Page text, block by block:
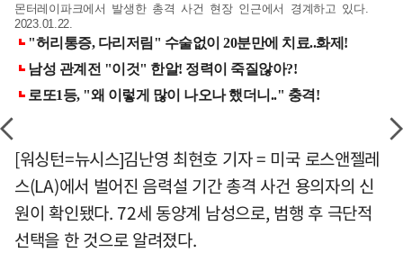
몬터레이파크에서 발생한 총격 사건 현장 인근에서 경계하고 있다.
2023.01.22.
[워싱턴=뉴시스]김난영 최현호 기자 = 미국 로스앤젤레
스(LA)에서 벌어진 음력설 기간 총격 사건 용의자의 신
원이 확인됐다. 72세 동양계 남성으로, 범행 후 극단적
선택을 한 것으로 알려졌다.